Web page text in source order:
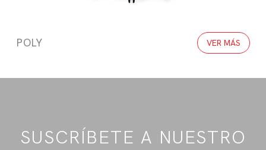
POLY VER MÁS
SUSCRÍBETE A NUESTRO